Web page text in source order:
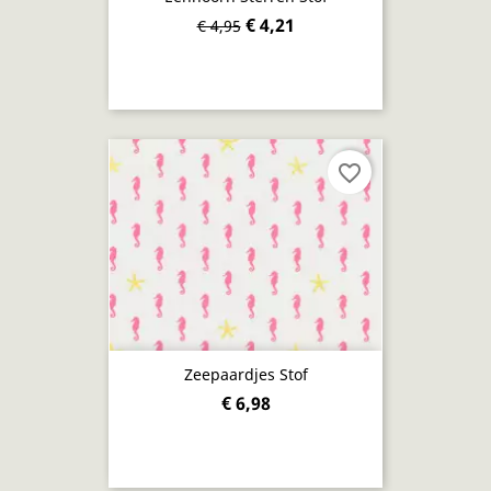
€ 4,95 € 4,21
Zeepaardjes Stof
€ 6,98
favorite_border